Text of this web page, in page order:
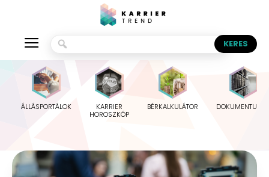
ÁLLÁSPORTÁLOK
KARRIER
HOROSZKÓP
BÉRKALKULÁTOR